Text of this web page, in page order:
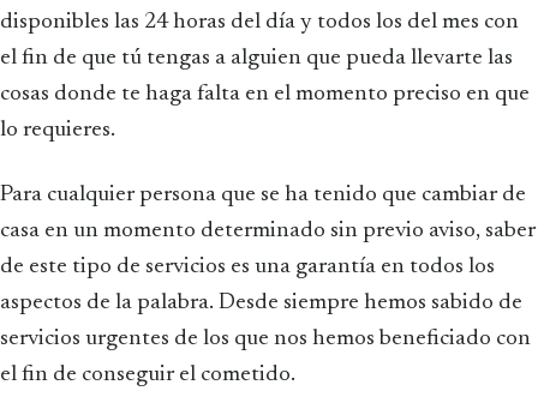
disponibles las 24 horas del día y todos los del mes con
el fin de que tú tengas a alguien que pueda llevarte las
cosas donde te haga falta en el momento preciso en que
lo requieres.
Para cualquier persona que se ha tenido que cambiar de
casa en un momento determinado sin previo aviso, saber
de este tipo de servicios es una garantía en todos los
aspectos de la palabra. Desde siempre hemos sabido de
servicios urgentes de los que nos hemos beneficiado con
el fin de conseguir el cometido.